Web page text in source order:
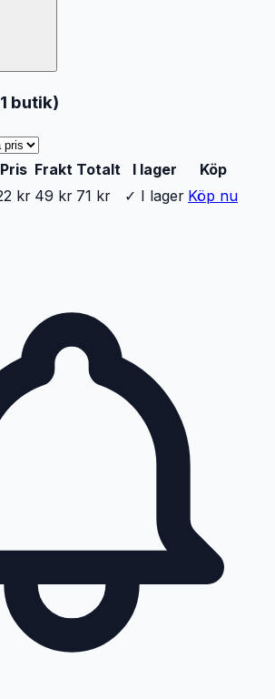
1 butik)
Pris Frakt Totalt I lager
Köp
kr 49 kr 71 kr ✓ I lager Köp nu